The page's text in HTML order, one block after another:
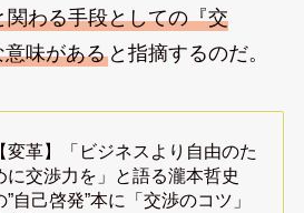
関わる手段としての『交
味があると指摘するのだ。
【変革】「ビジネスより自由のた
に交渉力を」と語る瀧本哲史
”自己啓発”本に「交渉のコツ」